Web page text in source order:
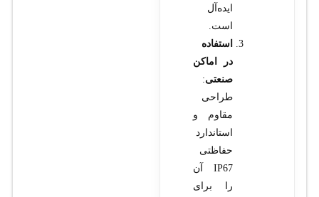
ایده‌آل
است.
استفاده
در اماکن
صنعتی:
طراحی
مقاوم و
استاندارد
حفاظتی
IP67 آن
را برای